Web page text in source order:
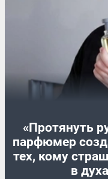
«Протянуть
парфюмер
тех, кому
в